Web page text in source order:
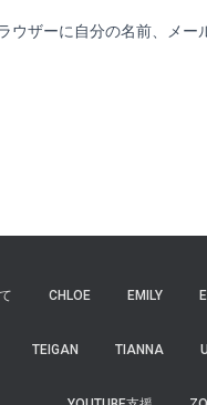
ウザーに自分の名前、メー
CHLOE EMILY
TEIGAN TIANNA